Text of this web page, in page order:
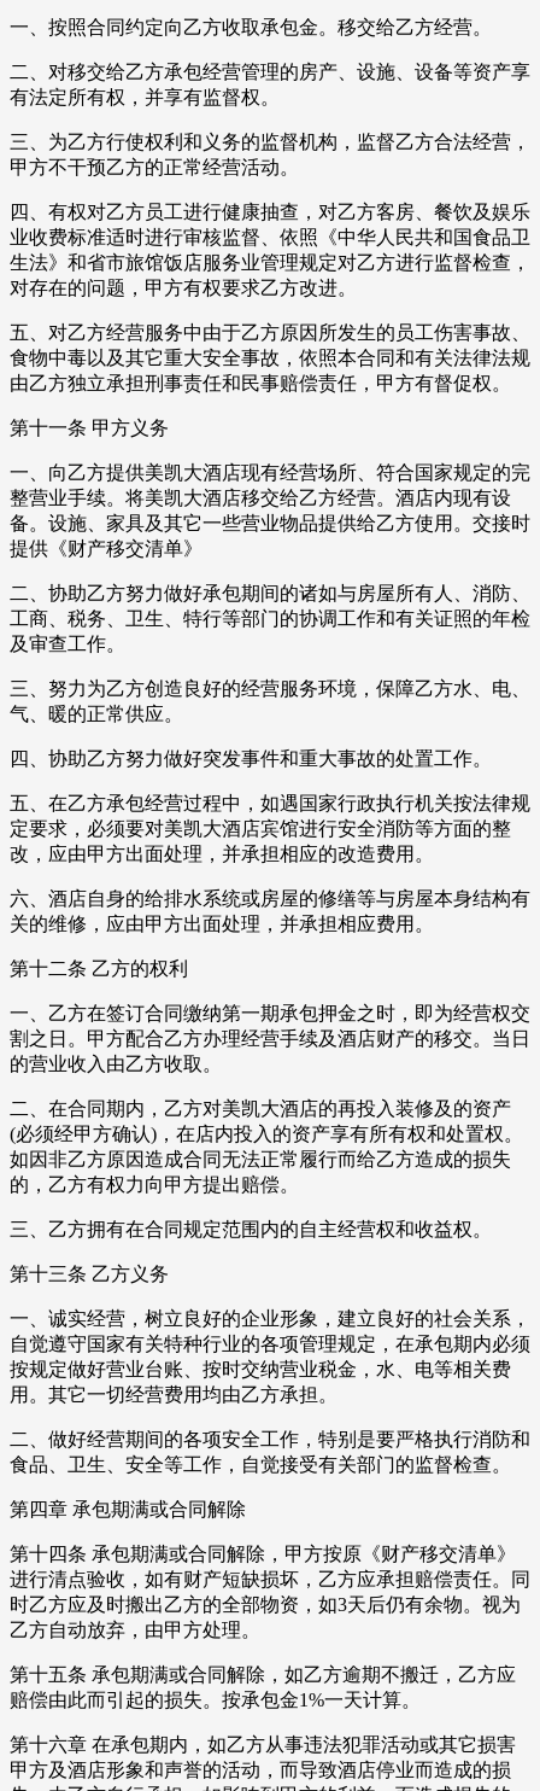
一、按照合同约定向乙方收取承包金。移交给乙方经营。
二、对移交给乙方承包经营管理的房产、设施、设备等资产享
有法定所有权，并享有监督权。
三、为乙方行使权利和义务的监督机构，监督乙方合法经营，
甲方不干预乙方的正常经营活动。
四、有权对乙方员工进行健康抽查，对乙方客房、餐饮及娱乐
业收费标准适时进行审核监督、依照《中华人民共和国食品卫
生法》和省市旅馆饭店服务业管理规定对乙方进行监督检查，
对存在的问题，甲方有权要求乙方改进。
五、对乙方经营服务中由于乙方原因所发生的员工伤害事故、
食物中毒以及其它重大安全事故，依照本合同和有关法律法规
由乙方独立承担刑事责任和民事赔偿责任，甲方有督促权。
第十一条 甲方义务
一、向乙方提供美凯大酒店现有经营场所、符合国家规定的完
整营业手续。将美凯大酒店移交给乙方经营。酒店内现有设
备。设施、家具及其它一些营业物品提供给乙方使用。交接时
提供《财产移交清单》
二、协助乙方努力做好承包期间的诸如与房屋所有人、消防、
工商、税务、卫生、特行等部门的协调工作和有关证照的年检
及审查工作。
三、努力为乙方创造良好的经营服务环境，保障乙方水、电、
气、暖的正常供应。
四、协助乙方努力做好突发事件和重大事故的处置工作。
五、在乙方承包经营过程中，如遇国家行政执行机关按法律规
定要求，必须要对美凯大酒店宾馆进行安全消防等方面的整
改，应由甲方出面处理，并承担相应的改造费用。
六、酒店自身的给排水系统或房屋的修缮等与房屋本身结构有
关的维修，应由甲方出面处理，并承担相应费用。
第十二条 乙方的权利
一、乙方在签订合同缴纳第一期承包押金之时，即为经营权交
割之日。甲方配合乙方办理经营手续及酒店财产的移交。当日
的营业收入由乙方收取。
二、在合同期内，乙方对美凯大酒店的再投入装修及的资产
(必须经甲方确认)，在店内投入的资产享有所有权和处置权。
如因非乙方原因造成合同无法正常履行而给乙方造成的损失
的，乙方有权力向甲方提出赔偿。
三、乙方拥有在合同规定范围内的自主经营权和收益权。
第十三条 乙方义务
一、诚实经营，树立良好的企业形象，建立良好的社会关系，
自觉遵守国家有关特种行业的各项管理规定，在承包期内必须
按规定做好营业台账、按时交纳营业税金，水、电等相关费
用。其它一切经营费用均由乙方承担。
二、做好经营期间的各项安全工作，特别是要严格执行消防和
食品、卫生、安全等工作，自觉接受有关部门的监督检查。
第四章 承包期满或合同解除
第十四条 承包期满或合同解除，甲方按原《财产移交清单》
进行清点验收，如有财产短缺损坏，乙方应承担赔偿责任。同
时乙方应及时搬出乙方的全部物资，如3天后仍有余物。视为
乙方自动放弃，由甲方处理。
第十五条 承包期满或合同解除，如乙方逾期不搬迁，乙方应
赔偿由此而引起的损失。按承包金1%一天计算。
第十六章 在承包期内，如乙方从事违法犯罪活动或其它损害
甲方及酒店形象和声誉的活动，而导致酒店停业而造成的损